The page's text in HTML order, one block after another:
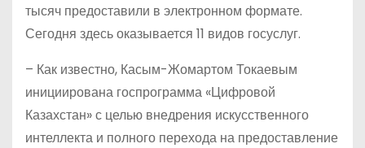
тысяч предоставили в электронном формате.
Сегодня здесь оказывается 11 видов госуслуг.
– Как известно, Касым-Жомартом Токаевым
инициирована госпрограмма «Цифровой
Казахстан» с целью внедрения искусственного
интеллекта и полного перехода на предоставление